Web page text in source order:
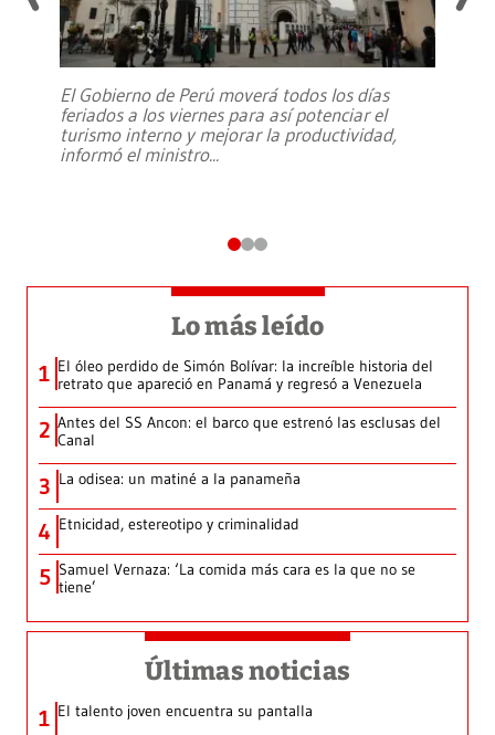
El Gobierno de Perú moverá todos los días
feriados a los viernes para así potenciar el
turismo interno y mejorar la productividad,
informó el ministro...
Lo más leído
1 El óleo perdido de Simón Bolívar: la increíble historia del
retrato que apareció en Panamá y regresó a Venezuela
2 Antes del SS Ancon: el barco que estrenó las esclusas del
Canal
3 La odisea: un matiné a la panameña
4 Etnicidad, estereotipo y criminalidad
5 Samuel Vernaza: ‘La comida más cara es la que no se
tiene’
Últimas noticias
1 El talento joven encuentra su pantalla​